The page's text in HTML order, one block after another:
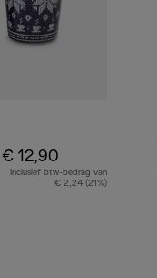
€ 12,90
Inclusief btw-bedrag van
€ 2,24 (21%)